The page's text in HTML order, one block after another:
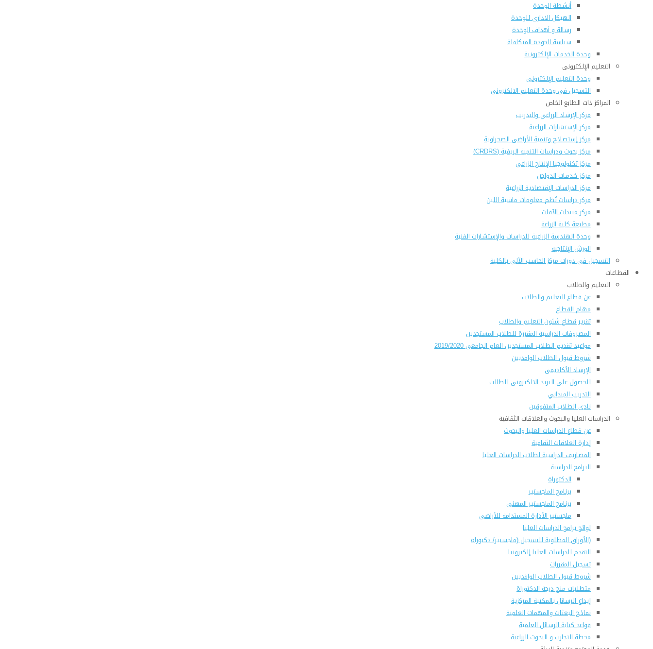
أنشطة الوحدة
الهيكل الادارى للوحدة
رسالة و أهداف الوحدة
سياسة الجودة المتكاملة
وحدة الخدمات الإلكترونية
التعليم الإلكترونى
وحدة التعليم الإلكترونى
التسجيل فى وحدة التعليم الالكترونى
المراكز ذات الطابع الخاص
مركز الإرشاد الزراعي والتدريب
مركز الإستشارات الزراعية
مركز إستصلاح وتنمية الأراضى الصحراوية
مركز بحوث ودراسات التنمية الريفية (CRDRS)
مركز تكنولوجيا الإنتاج الزراعي
مركز خـدمـات الدواجن
مركز الدراسات الإقتصادية الزراعية
مركز دراسات نُظم معلومات ماشية اللبن
مركز مبيدات الآفات
مطبعة كلية الزراعة
وحدة الهندسة الزراعية للدراسات والإستشارات الفنية
الورش الإنتاجية
التسجيل في دورات مركز الحاسب الآلي بالكلية
القطاعات
التعليم والطلاب
عن قطاع التعليم والطلاب
مهام القطاع
تقرير قطاع شئون التعليم والطلاب
المصروفات الدراسية المقررة للطلاب المستجدين
مواعيد تقديم الطلاب المستجدين العام الجامعى 2019/2020
شروط قبول الطلاب الوافديين
الإرشاد الأكاديمى
للحصول على البريد الالكترونى للطالب
التدريب الميداني
نادى الطلاب المتفوقين
الدراسات العليا والبحوث والعلاقات الثقافية
عن قطاع الدراسات العليا والبحوث
إدارة العلاقات الثقافية
المصاريف الدراسية لطلاب الدراسات العليا
البرامج الدراسية
الدكتوراة
برنامج الماجستير
برنامج الماجستير المهنى
ماجستير الأدارة المستدامة للأراضى
لوائح برامج الدراسات العليا
(الأوراق المطلوبة للتسجيل (ماجستير/ دكتوراه
التقدم للدراسات العليا إلكترونيا
تسجيل المقررات
شروط قبول الطلاب الوافديين
متطلبات منح درجة الدكتوراة
إيداع الرسائل بالمكتبة المركزية
نماذج البعثات والمهمات العلمية
قواعد كتابة الرسائل العلمية
محطة التجارب و البحوث الزراعية